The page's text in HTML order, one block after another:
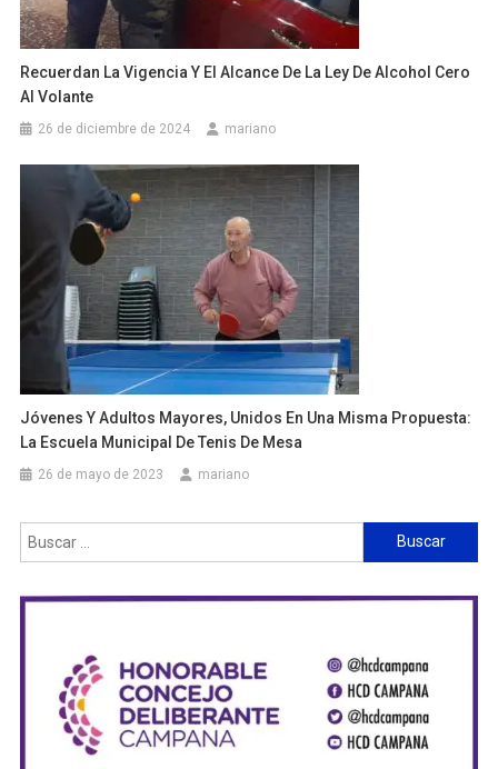
Recuerdan La Vigencia Y El Alcance De La Ley De Alcohol Cero
Al Volante
26 de diciembre de 2024 mariano
Jóvenes Y Adultos Mayores, Unidos En Una Misma Propuesta:
La Escuela Municipal De Tenis De Mesa
26 de mayo de 2023 mariano
Buscar: